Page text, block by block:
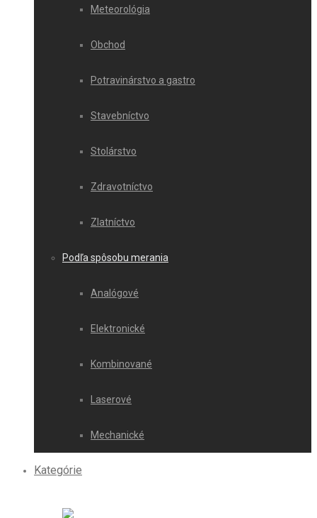
Meteorológia
Obchod
Potravinárstvo a gastro
Stavebníctvo
Stolárstvo
Zdravotníctvo
Zlatníctvo
Podľa spôsobu merania
Analógové
Elektronické
Kombinované
Laserové
Mechanické
Kategórie